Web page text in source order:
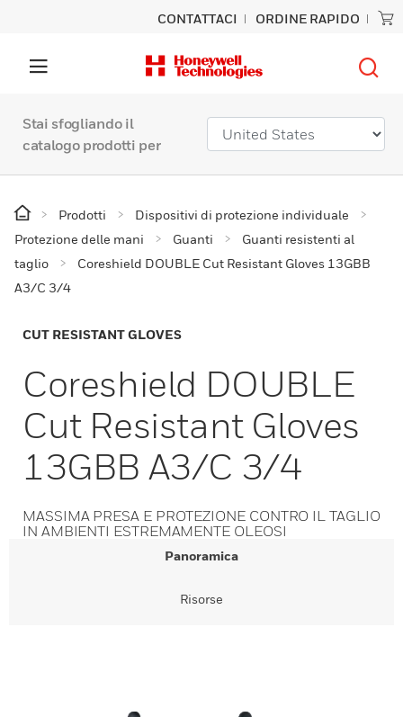
CONTATTACI ORDINE RAPIDO
Stai sfogliando il
catalogo prodotti per
Prodotti
Dispositivi di protezione individuale
Protezione delle mani
Guanti
Guanti resistenti al
taglio
Coreshield DOUBLE Cut Resistant Gloves 13GBB
A3/C 3/4
CUT RESISTANT GLOVES
Coreshield DOUBLE
Cut Resistant Gloves
13GBB A3/C 3/4
MASSIMA PRESA E PROTEZIONE CONTRO IL TAGLIO
IN AMBIENTI ESTREMAMENTE OLEOSI
Panoramica
Risorse